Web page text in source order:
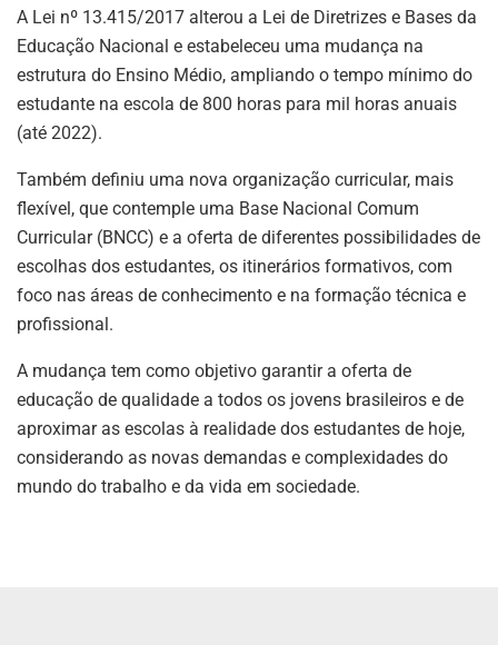
A Lei nº 13.415/2017 alterou a Lei de Diretrizes e Bases da
Educação Nacional e estabeleceu uma mudança na
estrutura do Ensino Médio, ampliando o tempo mínimo do
estudante na escola de 800 horas para mil horas anuais
(até 2022).
Também definiu uma nova organização curricular, mais
flexível, que contemple uma Base Nacional Comum
Curricular (BNCC) e a oferta de diferentes possibilidades de
escolhas dos estudantes, os itinerários formativos, com
foco nas áreas de conhecimento e na formação técnica e
profissional.
A mudança tem como objetivo garantir a oferta de
educação de qualidade a todos os jovens brasileiros e de
aproximar as escolas à realidade dos estudantes de hoje,
considerando as novas demandas e complexidades do
mundo do trabalho e da vida em sociedade.